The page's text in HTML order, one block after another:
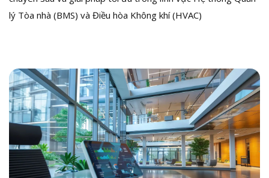
lý Tòa nhà (BMS) và Điều hòa Không khí (HVAC)